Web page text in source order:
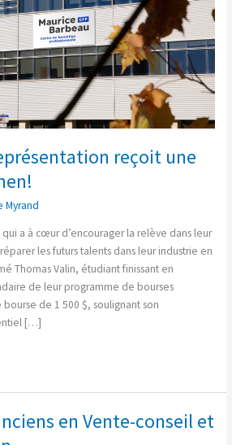
reçoit une
Myrand
a à cœur d’encourager la relève dans leur
les futurs talents dans leur industrie en
Thomas Valin, étudiant finissant en
de leur programme de bourses
bourse de 1 500 $, soulignant son
[…]
en Vente-conseil et